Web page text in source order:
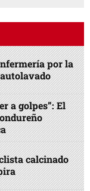
por la
a golpes”: El
calcinado